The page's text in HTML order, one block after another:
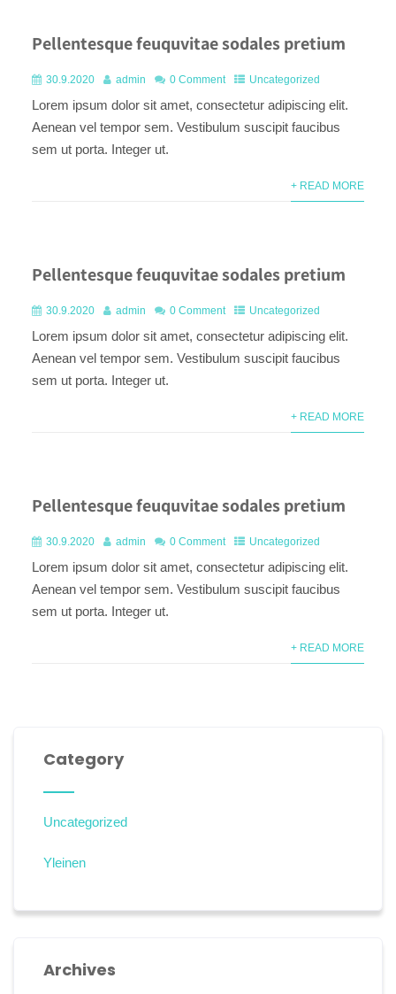
Pellentesque feuquvitae sodales pretium
30.9.2020 admin 0 Comment Uncategorized
Lorem ipsum dolor sit amet, consectetur adipiscing elit.
Aenean vel tempor sem. Vestibulum suscipit faucibus
sem ut porta. Integer ut.
+ READ MORE
Pellentesque feuquvitae sodales pretium
30.9.2020 admin 0 Comment Uncategorized
Lorem ipsum dolor sit amet, consectetur adipiscing elit.
Aenean vel tempor sem. Vestibulum suscipit faucibus
sem ut porta. Integer ut.
+ READ MORE
Pellentesque feuquvitae sodales pretium
30.9.2020 admin 0 Comment Uncategorized
Lorem ipsum dolor sit amet, consectetur adipiscing elit.
Aenean vel tempor sem. Vestibulum suscipit faucibus
sem ut porta. Integer ut.
+ READ MORE
Category
Uncategorized
Yleinen
Archives